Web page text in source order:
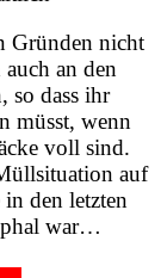
Gründen nicht
an den
so dass ihr
müsst, wenn
voll sind.
auf
den letzten
war…